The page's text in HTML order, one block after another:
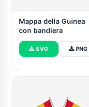
Mappa della Guinea
con bandiera
SVG PNG